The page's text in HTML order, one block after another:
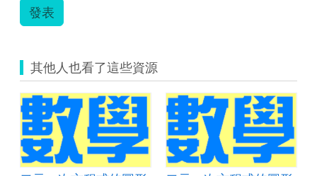
發表
其他人也看了這些資源